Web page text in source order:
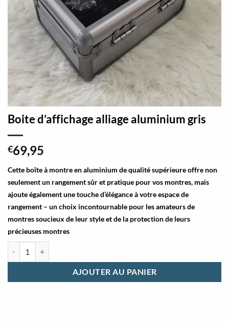
Boite d’affichage alliage aluminium gris
€69,95
Cette boîte à montre en aluminium de qualité supérieure offre non
seulement un rangement sûr et pratique pour vos montres, mais
ajoute également une touche d’élégance à votre espace de
rangement – un choix incontournable pour les amateurs de
montres soucieux de leur style et de la protection de leurs
précieuses montres
AJOUTER AU PANIER